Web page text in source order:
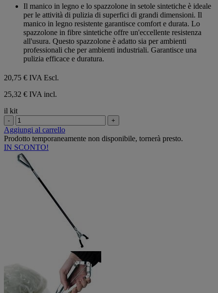
Il manico in legno e lo spazzolone in setole sintetiche è ideale
per le attività di pulizia di superfici di grandi dimensioni. Il
manico in legno resistente garantisce comfort e durata. Lo
spazzolone in fibre sintetiche offre un'eccellente resistenza
all'usura. Questo spazzolone è adatto sia per ambienti
professionali che per ambienti industriali. Garantisce una
pulizia efficace e duratura.
20,75 € IVA Escl.
25,32 € IVA incl.
il kit
- +
Aggiungi al carrello
Prodotto temporaneamente non disponibile, tornerà presto.
IN SCONTO!